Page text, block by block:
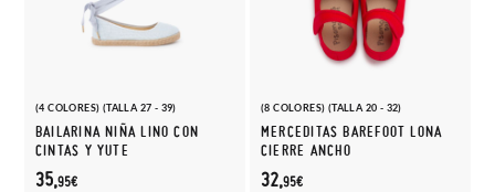
(4 COLORES) (TALLA 27 - 39)
BAILARINA NIÑA LINO CON
CINTAS Y YUTE
35,95€
(8 COLORES) (TALLA 20 - 32)
MERCEDITAS BAREFOOT LONA
CIERRE ANCHO
32,95€